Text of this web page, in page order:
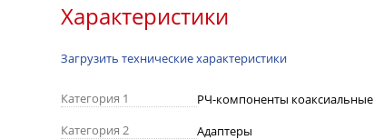
Характеристики
Загрузить технические характеристики
Категория 1
РЧ-компоненты коаксиальные
Категория 2
Адаптеры